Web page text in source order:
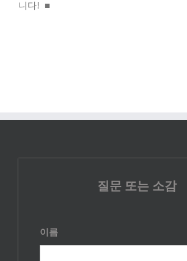
니다! ■
질문 또는 소감
이름